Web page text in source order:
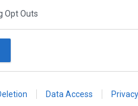
Opt Outs
Data Access